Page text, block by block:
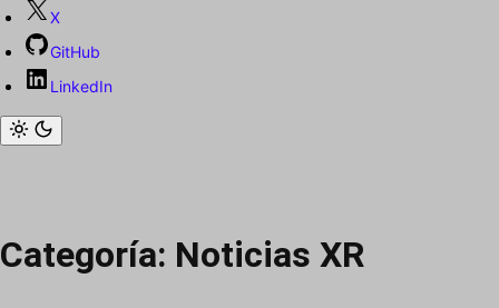
X
GitHub
LinkedIn
Categoría: Noticias XR